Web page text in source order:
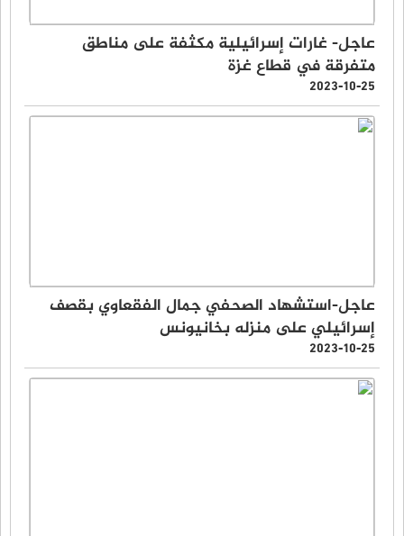
عاجل- غارات إسرائيلية مكثفة على مناطق
متفرقة في قطاع غزة
2023-10-25
عاجل-استشهاد الصحفي جمال الفقعاوي بقصف
إسرائيلي على منزله بخانيونس
2023-10-25